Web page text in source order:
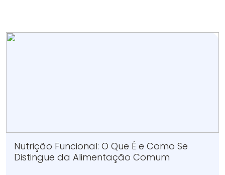
Nutrição Funcional: O Que É e Como Se
Distingue da Alimentação Comum